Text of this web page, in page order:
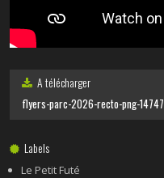
A télécharger
flyers-parc-2026-recto-png-14747
Labels
Le Petit Futé